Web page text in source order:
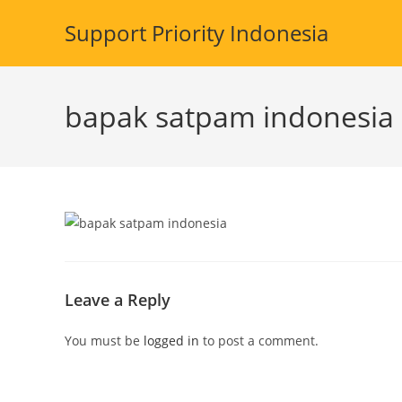
Support Priority Indonesia
bapak satpam indonesia
Leave a Reply
You must be logged in to post a comment.